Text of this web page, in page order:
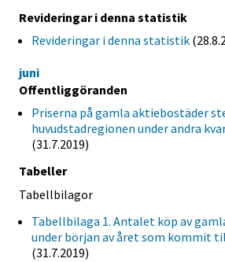
Revideringar i denna statistik
Revideringar i denna statistik
juni
Offentliggöranden
Priserna på gamla aktiebostäder
huvudstadregionen under andra
(31.7.2019)
Tabeller
Tabellbilagor
Tabellbilaga 1. Antalet köp av
under början av året som kommit
(31.7.2019)